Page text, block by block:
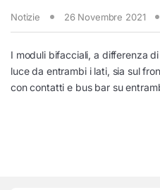
Notizie 26 Novembre 2021
I moduli bifacciali, a differenza
luce da entrambi i lati, sia sul
con contatti e bus bar su